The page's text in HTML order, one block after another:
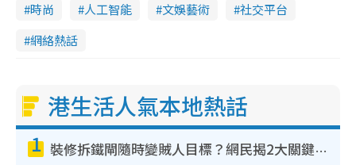
時尚 人工智能 文娛藝術
社交平台
網絡熱話
港生活人氣本地熱話
1 裝修拆鐵閘隨時變賊人目標？網民揭2大關鍵用途：裝新式等於白裝？附新舊鐵閘分別